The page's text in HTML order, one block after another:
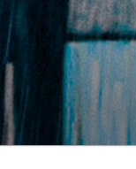
para
o
conteúdo